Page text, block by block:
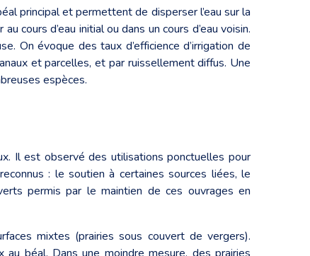
principal et permettent de disperser l’eau sur la
cours d’eau initial ou dans un cours d’eau voisin.
On évoque des taux d’efficience d’irrigation de
et parcelles, et par ruissellement diffus. Une
espèces.
Il est observé des utilisations ponctuelles pour
: le soutien à certaines sources liées, le
permis par le maintien de ces ouvrages en
mixtes (prairies sous couvert de vergers).